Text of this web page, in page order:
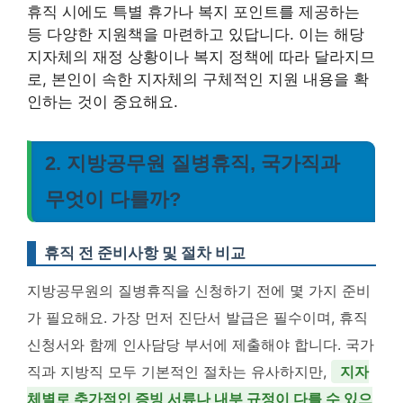
휴직 시에도 특별 휴가나 복지 포인트를 제공하는
등 다양한 지원책을 마련하고 있답니다. 이는 해당
지자체의 재정 상황이나 복지 정책에 따라 달라지므
로, 본인이 속한 지자체의 구체적인 지원 내용을 확
인하는 것이 중요해요.
2. 지방공무원 질병휴직, 국가직과
무엇이 다를까?
휴직 전 준비사항 및 절차 비교
지방공무원의 질병휴직을 신청하기 전에 몇 가지 준비
가 필요해요. 가장 먼저 진단서 발급은 필수이며, 휴직
신청서와 함께 인사담당 부서에 제출해야 합니다. 국가
직과 지방직 모두 기본적인 절차는 유사하지만,
지자
체별로 추가적인 증빙 서류나 내부 규정이 다를 수 있으